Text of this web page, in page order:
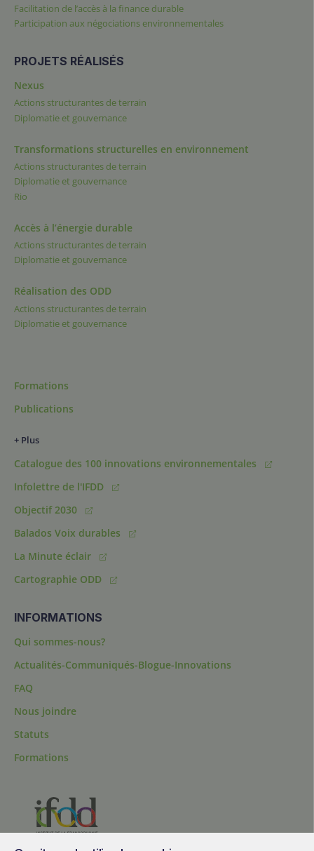
Facilitation de l’accès à la finance durable
Participation aux négociations environnementales
PROJETS RÉALISÉS
Nexus
Actions structurantes de terrain
Diplomatie et gouvernance
Transformations structurelles en environnement
Actions structurantes de terrain
Diplomatie et gouvernance
Rio
Accès à l’énergie durable
Actions structurantes de terrain
Diplomatie et gouvernance
Réalisation des ODD
Actions structurantes de terrain
Diplomatie et gouvernance
Formations
Publications
+ Plus
Catalogue des 100 innovations environnementales
Infolettre de l'IFDD
Objectif 2030
Balados Voix durables
La Minute éclair
Cartographie ODD
INFORMATIONS
Qui sommes-nous?
Actualités-Communiqués-Blogue-Innovations
FAQ
Nous joindre
Statuts
Formations